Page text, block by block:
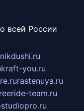
всей России
kraft-you.ru
rastenuya.ru
team.ru